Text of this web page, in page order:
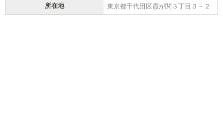
所在地 東京都千代田区霞が関３丁目３－２